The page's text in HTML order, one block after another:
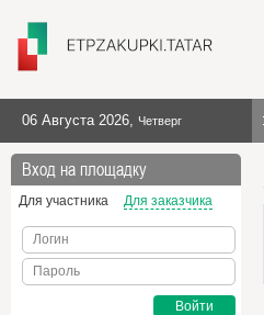
06 Августа 2026, Четверг
Вход на площадку
Для участника Для заказчика
Логин
Пароль
Войти